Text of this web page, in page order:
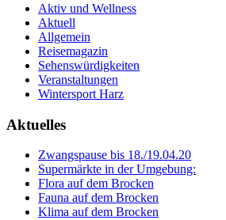
Aktiv und Wellness
Aktuell
Allgemein
Reisemagazin
Sehenswürdigkeiten
Veranstaltungen
Wintersport Harz
Aktuelles
Zwangspause bis 18./19.04.20
Supermärkte in der Umgebung:
Flora auf dem Brocken
Fauna auf dem Brocken
Klima auf dem Brocken